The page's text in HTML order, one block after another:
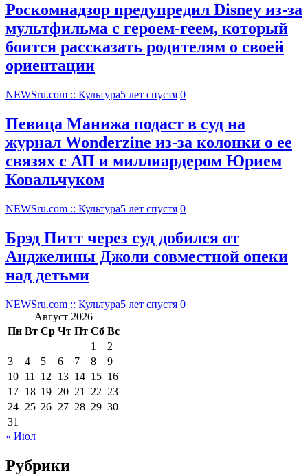
Роскомнадзор предупредил Disney из-за
мультфильма c героем-геем, который
боится рассказать родителям о своей
ориентации
NEWSru.com :: Культура5 лет спустя 0
Певица Манижа подаст в суд на
журнал Wonderzine из-за колонки о ее
связях с АП и миллиардером Юрием
Ковальчуком
NEWSru.com :: Культура5 лет спустя 0
Брэд Питт через суд добился от
Анджелины Джоли совместной опеки
над детьми
NEWSru.com :: Культура5 лет спустя 0
Август 2026
Пн Вт Ср Чт Пт Сб Вс
1
2
3
4 5 6 7 8
9
10 11 12 13 14 15 16
17 18 19 20 21 22 23
24 25 26 27 28 29 30
31
« Июл
Рубрики